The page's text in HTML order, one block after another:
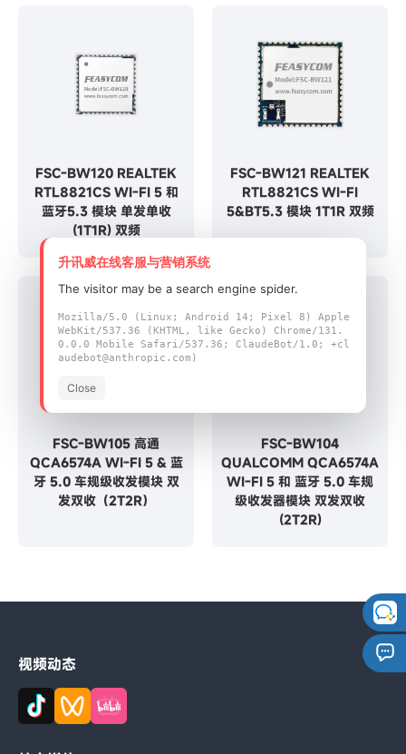
FSC-BW120 REALTEK
RTL8821CS WI-FI 5 和
蓝牙5.3 模块 单发单收
(1T1R) 双频
FSC-BW121 REALTEK
RTL8821CS WI-FI
5&BT5.3 模块 1T1R 双频
FSC-BW105 高通
QCA6574A WI-FI 5 & 蓝
牙 5.0 车规级收发模块 双
发双收（2T2R）
FSC-BW104
QUALCOMM QCA6574A
WI-FI 5 和 蓝牙 5.0 车规
级收发器模块 双发双收
(2T2R)
视频动态
升讯威在线客服与营销系统
The visitor may be a search engine spider.
Mozilla/5.0 (Linux; Android 14; Pixel 8) Apple
WebKit/537.36 (KHTML, like Gecko) Chrome/131.
0.0.0 Mobile Safari/537.36; ClaudeBot/1.0; +cl
audebot@anthropic.com)
Close